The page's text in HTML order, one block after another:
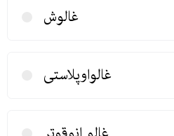
غالوش
غالواوپلاستی